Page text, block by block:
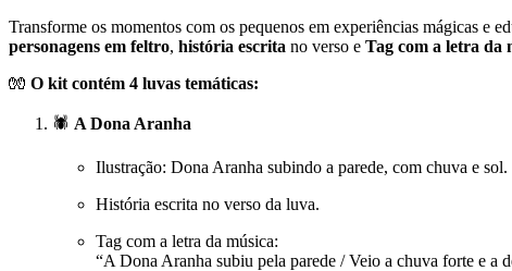
Transforme os momentos com os pequenos em experiências mágicas e
personagens em feltro, história escrita no verso e Tag com a letra da
🧤 O kit contém 4 luvas temáticas:
🕷️ A Dona Aranha
Ilustração: Dona Aranha subindo a parede, com chuva e sol.
História escrita no verso da luva.
Tag com a letra da música:
“A Dona Aranha subiu pela parede / Veio a chuva forte e a